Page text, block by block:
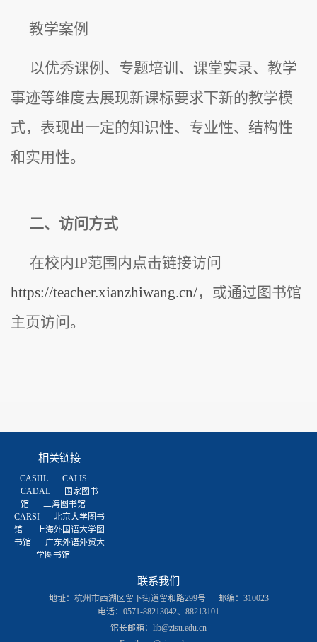
教学案例
以优秀课例、专题培训、课堂实录、教学
事迹等维度去展现新课标要求下新的教学模
式，表现出一定的知识性、专业性、结构性
和实用性。
二、访问方式
在校内IP范围内点击链接访问
https://teacher.xianzhiwang.cn/，或通过图书馆
主页访问。
相关链接
CASHL
CALIS
CADAL
国家图书
馆
上海图书馆
CARSI
北京大学图书
馆
上海外国语大学图
书馆
广东外语外贸大
学图书馆
联系我们
地址：杭州市西湖区留下街道留和路299号
邮编：310023
电话：0571-88213042、88213101
馆长邮箱： lib@zisu.edu.cn